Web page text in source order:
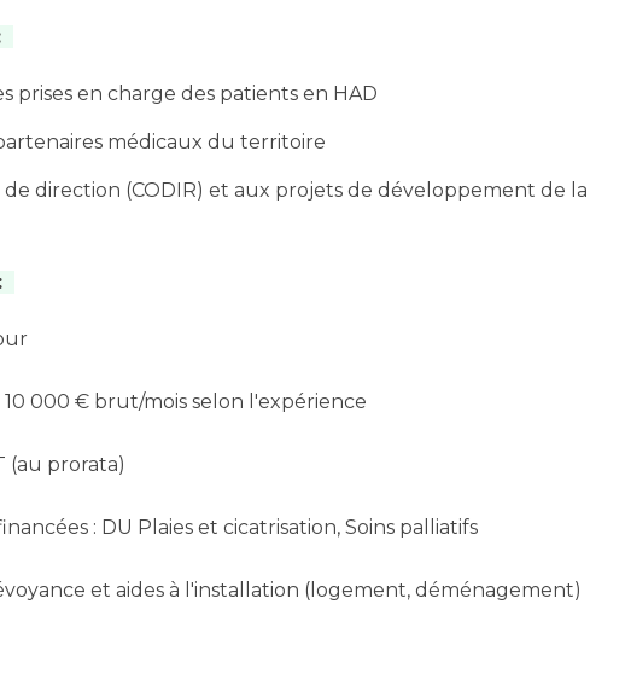
prises en charge des patients en HAD
médicaux du territoire
direction (CODIR) et aux projets de développement de la
000 € brut/mois selon l'expérience
(au prorata)
: DU Plaies et cicatrisation, Soins palliatifs
et aides à l'installation (logement, déménagement)